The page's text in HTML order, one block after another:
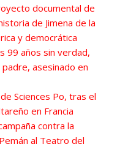
documental de
de Jimena de la
y democrática
99 años sin verdad,
asesinado en
Sciences Po, tras el
en Francia
contra la
al Teatro del